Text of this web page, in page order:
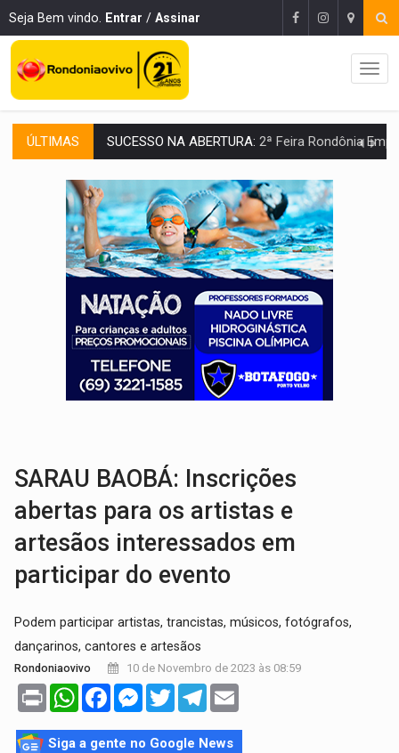
Seja Bem vindo. Entrar / Assinar
ÚLTIMAS SUCESSO NA ABERTURA: 2ª Feira Rondônia Empreendedora segue no Espaço
REESTRUTURAÇÃO:Secretário da Seinfra de Porto Velho pede
SAÚDE INDÍGENA:Pirahã terão consultas e exames especializados durante
ECONOMIA:Dia dos pais deve movimentar R$ 8,5 bilhões e RO
DIA DOS PAIS: Bailarina da Praça organiza celebração gratuita
VÍDEO:Perseguição a embarcação no rio Madeira termina com
MEGA SENA: Prêmio acumula para R$ 165
ELEIÇÕES 2026: Patrimônio de candidata a deputada federal do PL salta R$ 1
BAIRRO TEIXEIRÃO:
SARAU BAOBÁ: Inscrições
abertas para os artistas e
artesãos interessados em
participar do evento
Podem participar artistas, trancistas, músicos, fotógrafos,
dançarinos, cantores e artesãos
Rondoniaovivo 10 de Novembro de 2023 às 08:59
Print WhatsAppFacebookMessenger
TwitterTelegram
Siga a gente no Google News